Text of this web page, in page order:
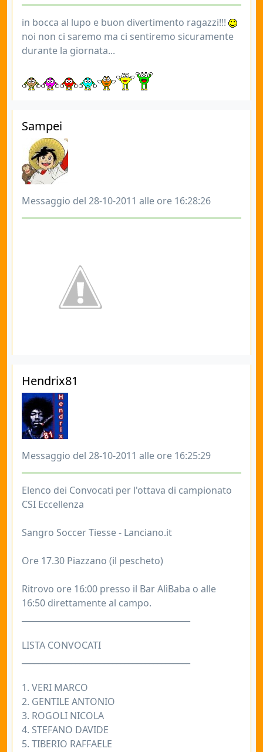
in bocca al lupo e buon divertimento ragazzi!!!
noi non ci saremo ma ci sentiremo sicuramente
durante la giornata...
Sampei
Messaggio del 28-10-2011 alle ore 16:28:26
Hendrix81
Messaggio del 28-10-2011 alle ore 16:25:29
Elenco dei Convocati per l'ottava di campionato
CSI Eccellenza
Sangro Soccer Tiesse - Lanciano.it
Ore 17.30 Piazzano (il pescheto)
Ritrovo ore 16:00 presso il Bar AlìBaba o alle
16:50 direttamente al campo.
LISTA CONVOCATI
1. VERI MARCO
2. GENTILE ANTONIO
3. ROGOLI NICOLA
4. STEFANO DAVIDE
5. TIBERIO RAFFAELE